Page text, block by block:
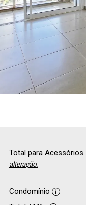
Total para Acessórios
alteração.
Condomínio